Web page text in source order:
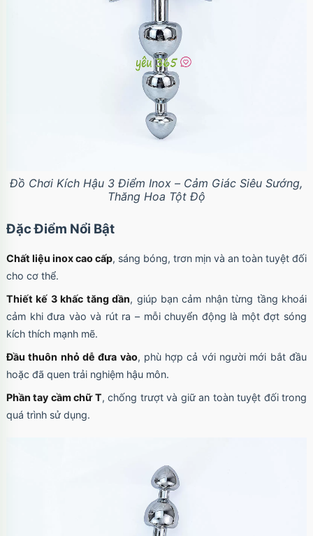
Đồ Chơi Kích Hậu 3 Điểm Inox – Cảm Giác Siêu Sướng,
Thăng Hoa Tột Độ
Đặc Điểm Nổi Bật
Chất liệu inox cao cấp, sáng bóng, trơn mịn và an toàn tuyệt đối
cho cơ thể.
Thiết kế 3 khấc tăng dần, giúp bạn cảm nhận từng tầng khoái
cảm khi đưa vào và rút ra – mỗi chuyển động là một đợt sóng
kích thích mạnh mẽ.
Đầu thuôn nhỏ dễ đưa vào, phù hợp cả với người mới bắt đầu
hoặc đã quen trải nghiệm hậu môn.
Phần tay cầm chữ T, chống trượt và giữ an toàn tuyệt đối trong
quá trình sử dụng.